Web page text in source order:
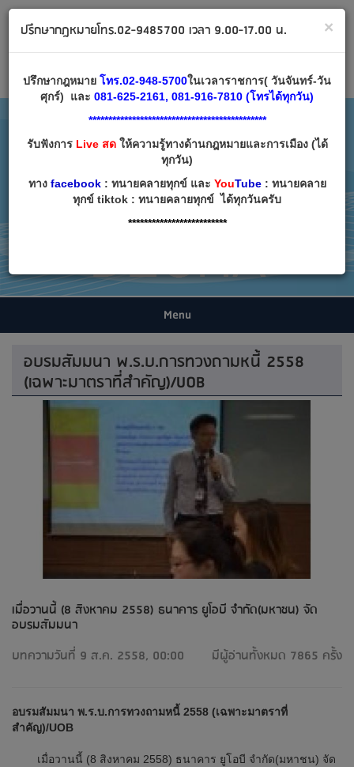
Email:decha007@decha.com
เข้าสู่ระบบ สมัครสมาชิก
Menu
อบรมสัมมนา พ.ร.บ.การทวงถามหนี้ 2558
(เฉพาะมาตราที่สำคัญ)/UOB
เมื่อวานนี้ (8 สิงหาคม 2558) ธนาคาร ยูโอบี จำกัด(มหาชน) จัด
อบรมสัมมนา
บทความวันที่ 9 ส.ค. 2558, 00:00
มีผู้อ่านทั้งหมด 7865 ครั้ง
อบรมสัมมนา พ.ร.บ.การทวงถามหนี้ 2558 (เฉพาะมาตราที่
สำคัญ)/UOB
เมื่อวานนี้ (8 สิงหาคม 2558) ธนาคาร ยูโอบี จำกัด(มหาชน) จัด
×
ปรึกษากฎหมายโทร.02-9485700 เวลา 9.00-17.00 น.
ปรึกษากฎหมาย โทร.02-948-5700ในเวลาราชการ( วันจันทร์-วัน
ศุกร์) และ 081-625-2161, 081-916-7810 (โทรได้ทุกวัน)
*********************************************
รับฟังการLive สดให้ความรู้ทางด้านกฎหมายและการเมือง (ได้
ทุกวัน)
ทาง facebook: ทนายคลายทุกข์ และ YouTube: ทนายคลาย
ทุกข์ tiktok : ทนายคลายทุกข์ ได้ทุกวันครับ
*************************